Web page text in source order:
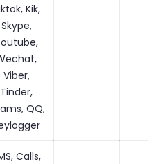
Kik,
Skype,
Viber,
Tinder,
QQ,
Calls,